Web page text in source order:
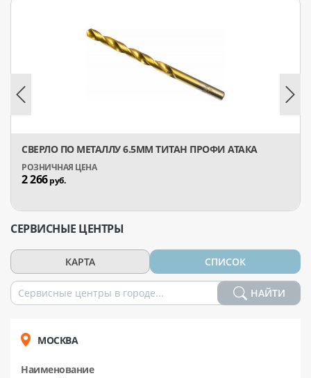
СВЕРЛО ПО МЕТАЛЛУ 6.5ММ ТИТАН ПРОФИ АТАКА
2 266руб.
СЕРВИСНЫЕ ЦЕНТРЫ
КАРТА СПИСОК
НАЙТИ
МОСКВА
Наименование